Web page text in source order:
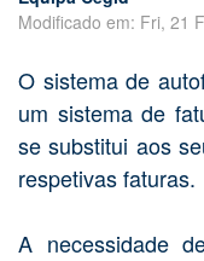
Modificado em: Fri, 21
O sistema de
um sistema de
se substitui aos
respetivas faturas.
A necessidade